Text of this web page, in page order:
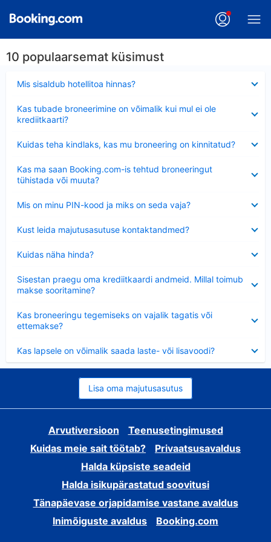
10 populaarsemat küsimust
Mis sisaldub hotellitoa hinnas?
Kas tubade broneerimine on võimalik kui mul ei ole
krediitkaarti?
Kuidas teha kindlaks, kas mu broneering on kinnitatud?
Kas ma saan Booking.com-is tehtud broneeringut
tühistada või muuta?
Mis on minu PIN-kood ja miks on seda vaja?
Kust leida majutusasutuse kontaktandmed?
Kuidas näha hinda?
Sisestan praegu oma krediitkaardi andmeid. Millal toimub
makse sooritamine?
Kas broneeringu tegemiseks on vajalik tagatis või
ettemakse?
Kas lapsele on võimalik saada laste- või lisavoodi?
Lisa oma majutusasutus
Arvutiversioon
Teenusetingimused
Kuidas meie sait töötab?
Privaatsusavaldus
Halda küpsiste seadeid
Halda isikupärastatud soovitusi
Tänapäevase orjapidamise vastane avaldus
Inimõiguste avaldus
Booking.com